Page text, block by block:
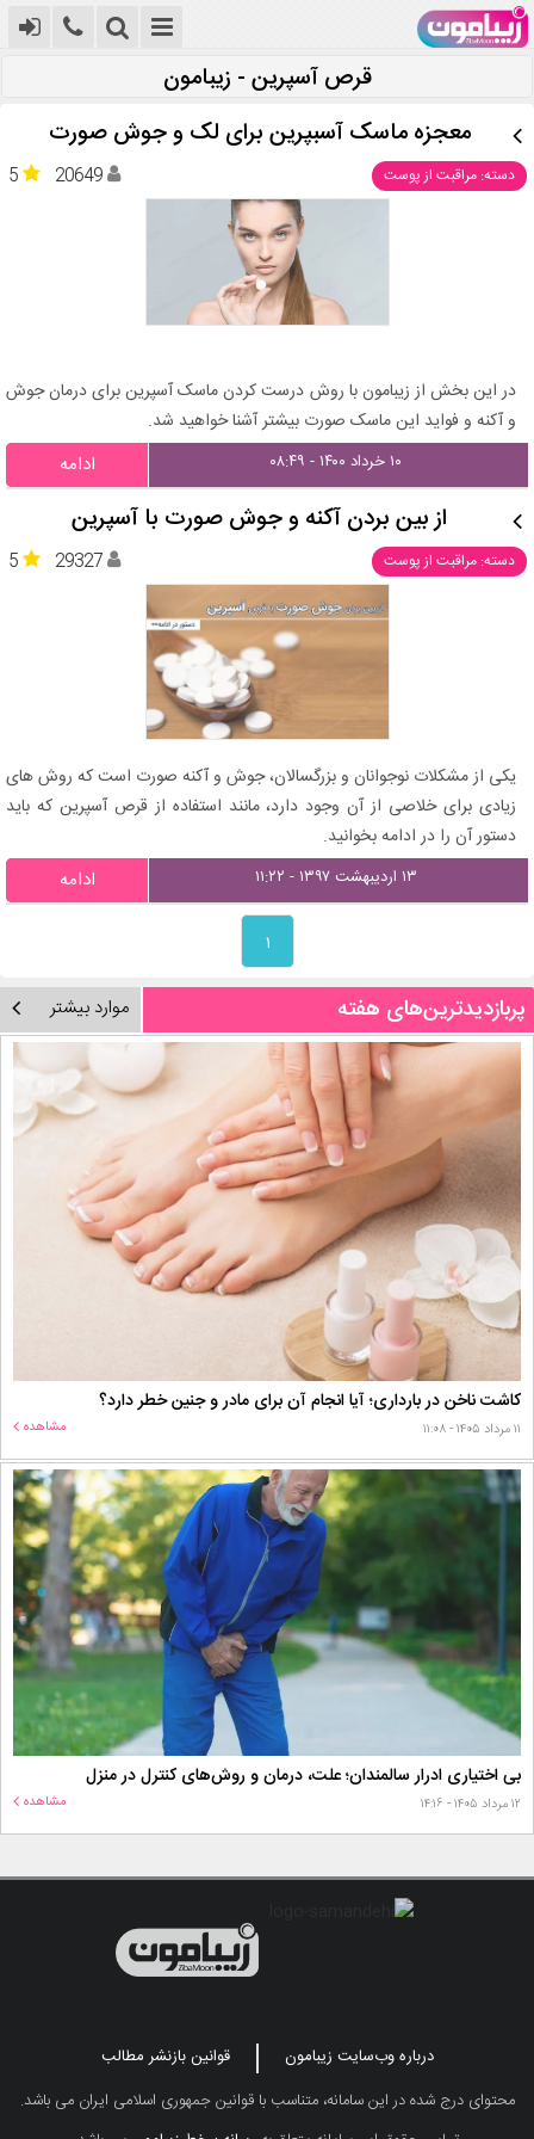
قرص آسپرین - زیبامون
معجزه ماسک آسبپرین برای لک و جوش صورت
دسته: مراقبت از پوست 5 20649
در این بخش از زیبامون با روش درست کردن ماسک آسپرین برای درمان جوش
و آکنه و فواید این ماسک صورت بیشتر آشنا خواهید شد.
۱۰ خرداد ۱۴۰۰ - ۰۸:۴۹ ادامه
از بین بردن آکنه و جوش صورت با آسپرین
دسته: مراقبت از پوست 5 29327
یکی از مشکلات نوجوانان و بزرگسالان، جوش و آکنه صورت است که روش های
زیادی برای خلاصی از آن وجود دارد، مانند استفاده از قرص آسپرین که باید
دستور آن را در ادامه بخوانید.
۱۳ اردیبهشت ۱۳۹۷ - ۱۱:۲۲ ادامه
۱
پربازدیدترین‌های هفته موارد بیشتر
کاشت ناخن در بارداری؛ آیا انجام آن برای مادر و جنین خطر دارد؟
۱۱ مرداد ۱۴۰۵ - ۱۱:۰۸ مشاهده
بی اختیاری ادرار سالمندان؛ علت، درمان و روش‌های کنترل در منزل
۱۲ مرداد ۱۴۰۵ - ۱۴:۱۶ مشاهده
درباره وب‌سایت زیبامون
قوانین بازنشر مطالب
محتوای درج شده در این سامانه، متناسب با قوانین جمهوری اسلامی ایران می باشد.